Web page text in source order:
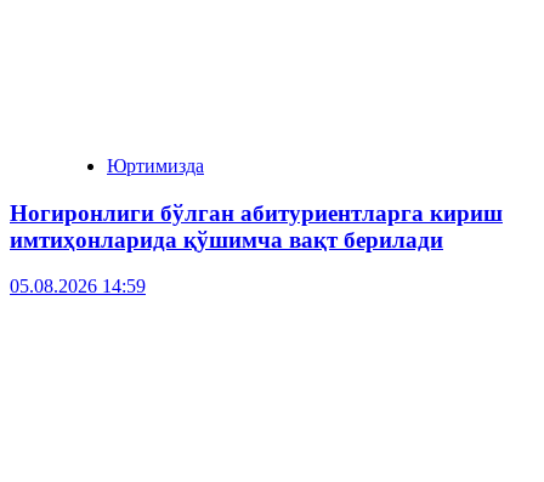
Юртимизда
Ногиронлиги бўлган абитуриентларга кириш
имтиҳонларида қўшимча вақт берилади
05.08.2026 14:59